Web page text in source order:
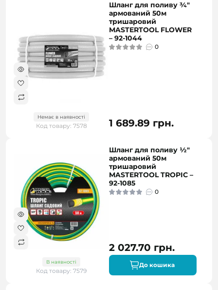
Немає в наявності
Код товару: 7578
Шланг для поливу ¾"
армований 50м
тришаровий
MASTERTOOL FLOWER
– 92-1044
0
1 689.89 грн.
В наявності
Код товару: 7579
Шланг для поливу ½"
армований 50м
тришаровий
MASTERTOOL TROPIC –
92-1085
0
2 027.70 грн.
До кошика